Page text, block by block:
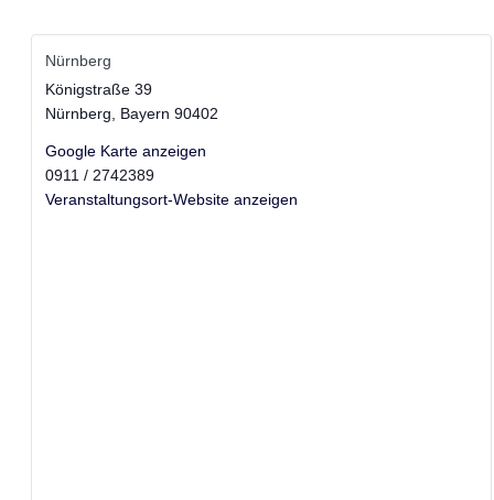
Nürnberg
Königstraße 39
Nürnberg
Bayern 90402
Google Karte anzeigen
0911 / 2742389
Veranstaltungsort-Website anzeigen